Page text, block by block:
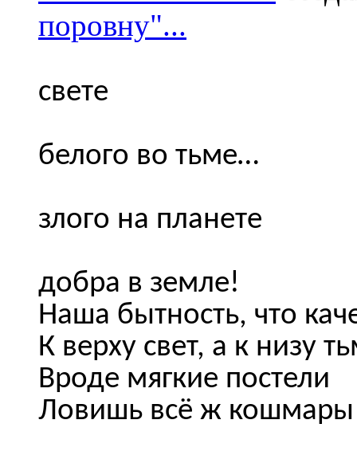
поровну"...
свете
белого во тьме…
злого на планете
добра в земле!
Наша бытность, что
К верху свет, а к низу
Вроде мягкие постели
Ловишь всё ж кошмары